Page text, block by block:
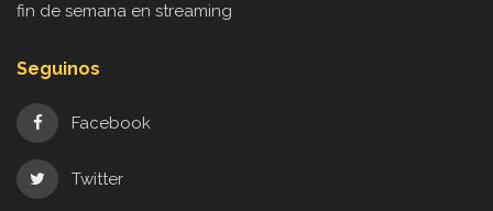
fin de semana en streaming
Seguinos
Facebook
Twitter